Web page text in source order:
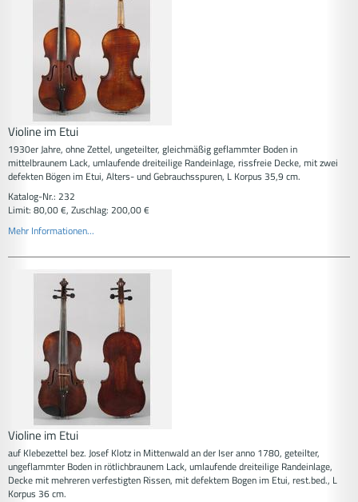
Violine im Etui
1930er Jahre, ohne Zettel, ungeteilter, gleichmäßig geflammter Boden in
mittelbraunem Lack, umlaufende dreiteilige Randeinlage, rissfreie Decke, mit zwei
defekten Bögen im Etui, Alters- und Gebrauchsspuren, L Korpus 35,9 cm.
Katalog-Nr.: 232
Limit: 80,00 €, Zuschlag: 200,00 €
Mehr Informationen...
Violine im Etui
auf Klebezettel bez. Josef Klotz in Mittenwald an der Iser anno 1780, geteilter,
ungeflammter Boden in rötlichbraunem Lack, umlaufende dreiteilige Randeinlage,
Decke mit mehreren verfestigten Rissen, mit defektem Bogen im Etui, rest.bed., L
Korpus 36 cm.